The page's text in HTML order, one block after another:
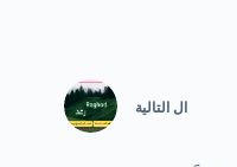
ال التالية